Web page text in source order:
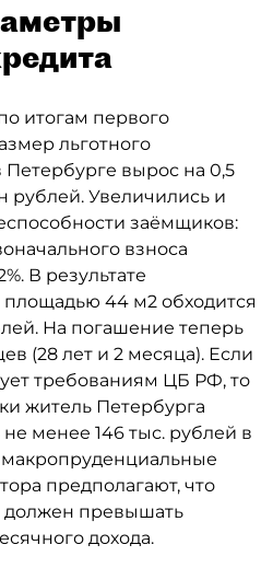
итогам первого
льготного
Петербурге вырос на 0,5
рублей. Увеличились и
заёмщиков:
взноса
В результате
44 м2 обходится
На погашение теперь
(28 лет и 2 месяца). Если
требованиям ЦБ РФ, то
житель Петербурга
менее 146 тыс. рублей в
предполагают, что
должен превышать
дохода.